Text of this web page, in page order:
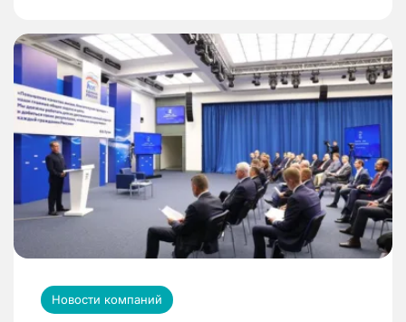
Новости компаний